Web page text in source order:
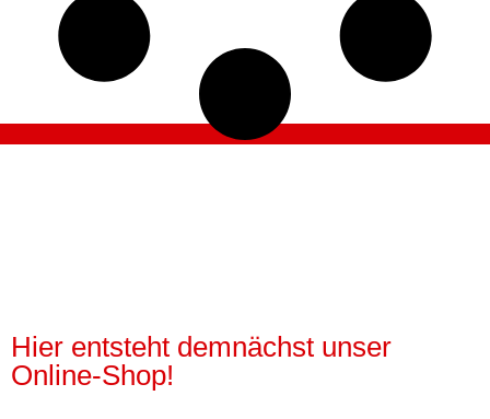
Hier entsteht demnächst unser
Online-Shop!